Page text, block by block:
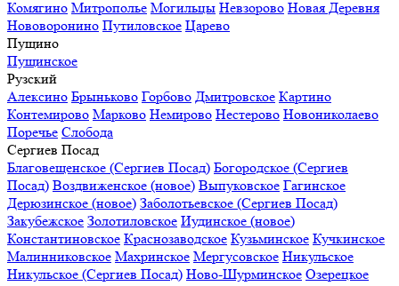
Комягино Митрополье Могильцы Невзорово Новая Деревня
Нововоронино Путиловское Царево
Пущино
Пущинское
Рузский
Алексино Брыньково Горбово Дмитровское Картино
Контемирово Марково Немирово Нестерово Новониколаево
Поречье Слобода
Сергиев Посад
Благовещенское (Сергиев Посад) Богородское (Сергиев
Посад) Воздвиженское (новое) Выпуковское Гагинское
Дерюзинское (новое) Заболотьевское (Сергиев Посад)
Закубежское Золотиловское Иудинское (новое)
Константиновское Краснозаводское Кузьминское Кучкинское
Малинниковское Махринское Мергусовское Никульское
Никульское (Сергиев Посад) Ново-Шурминское Озерецкое